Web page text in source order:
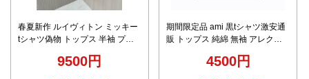
春夏新作 ルイヴィトン ミッキー
tシャツ偽物 トップス 半袖 プリ
リント ブラック9500円
期間限定品 ami 黒tシャツ激安通
販 トップス 純綿 無袖 アレクサ
4500円